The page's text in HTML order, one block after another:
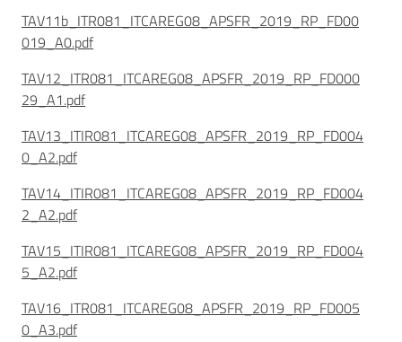
TAV11b_ITR081_ITCAREG08_APSFR_2019_RP_FD00
019_A0.pdf
TAV12_ITR081_ITCAREG08_APSFR_2019_RP_FD000
29_A1.pdf
TAV13_ITIR081_ITCAREG08_APSFR_2019_RP_FD004
0_A2.pdf
TAV14_ITIR081_ITCAREG08_APSFR_2019_RP_FD004
2_A2.pdf
TAV15_ITIR081_ITCAREG08_APSFR_2019_RP_FD004
5_A2.pdf
TAV16_ITR081_ITCAREG08_APSFR_2019_RP_FD005
0_A3.pdf